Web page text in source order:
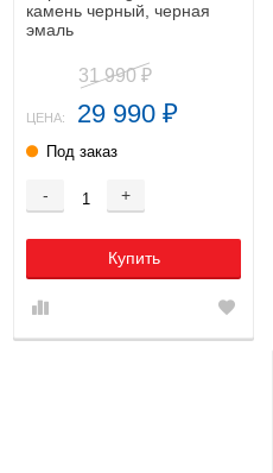
камень черный, черная
эмаль
31 990 ₽
ЦЕНА: 29 990 ₽
Под заказ
- +
Купить